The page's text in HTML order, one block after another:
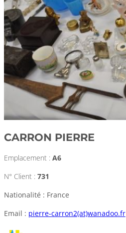
CARRON PIERRE
Emplacement : A6
N° Client : 731
Nationalité : France
Email : pierre-carron2(at)wanadoo.fr